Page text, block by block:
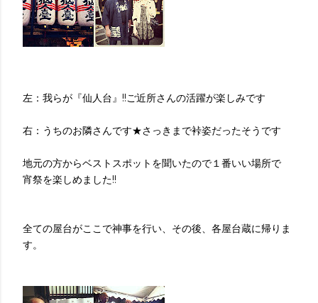
左：我らが『仙人台』!!ご近所さんの活躍が楽しみです
右：うちのお隣さんです★さっきまで裃姿だったそうです
地元の方からベストスポットを聞いたので１番いい場所で
宵祭を楽しめました!!
全ての屋台がここで神事を行い、その後、各屋台蔵に帰りま
す。